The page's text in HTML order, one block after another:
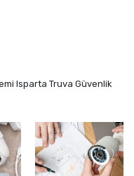
Isparta Truva Güvenlik